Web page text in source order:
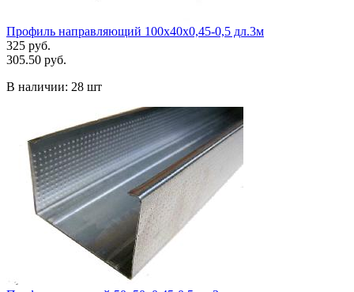
Профиль направляющий 100х40х0,45-0,5 дл.3м
325 руб.
305.50 руб.
В наличии: 28 шт